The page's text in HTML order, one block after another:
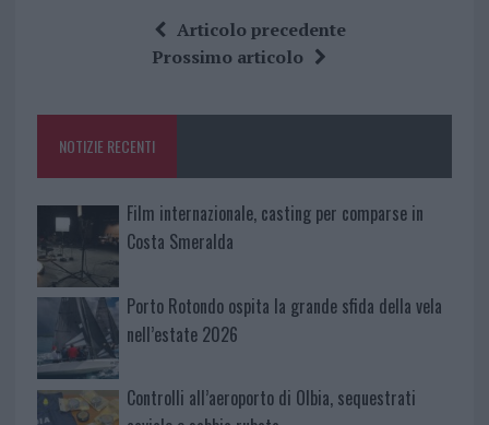
o
k
te
re
at
s
p
a
re
Articolo precedente
Prossimo articolo
NOTIZIE RECENTI
Film internazionale, casting per comparse in
Costa Smeralda
Porto Rotondo ospita la grande sfida della vela
nell’estate 2026
Controlli all’aeroporto di Olbia, sequestrati